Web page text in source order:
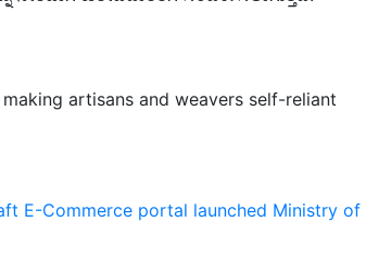
artisans and weavers self-reliant